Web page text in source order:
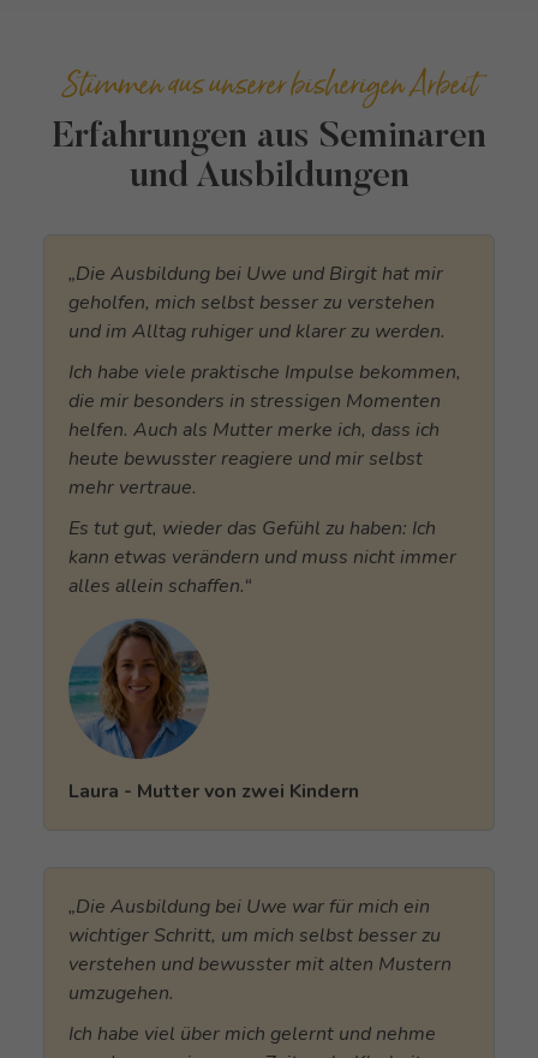
Stimmen aus unserer bisherigen Arbeit
Erfahrungen aus Seminaren
und Ausbildungen
„Die Ausbildung bei Uwe und Birgit hat mir
geholfen, mich selbst besser zu verstehen
und im Alltag ruhiger und klarer zu werden.
Ich habe viele praktische Impulse bekommen,
die mir besonders in stressigen Momenten
helfen. Auch als Mutter merke ich, dass ich
heute bewusster reagiere und mir selbst
mehr vertraue.
Es tut gut, wieder das Gefühl zu haben: Ich
kann etwas verändern und muss nicht immer
alles allein schaffen.“
Laura - Mutter von zwei Kindern
„Die Ausbildung bei Uwe war für mich ein
wichtiger Schritt, um mich selbst besser zu
verstehen und bewusster mit alten Mustern
umzugehen.
Ich habe viel über mich gelernt und nehme